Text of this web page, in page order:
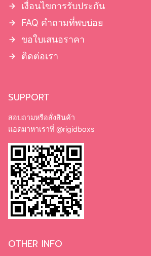
เงื่อนไขการรับประกัน
FAQ คำถามที่พบบ่อย
ขอใบเสนอราคา
ติดต่อเรา
SUPPORT
สอบถามหรือสั่งสินค้า
แอดมาหาเราที่ @rigidboxs
OTHER INFO